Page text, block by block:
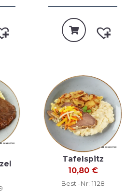
Tafelspitz
10,80 €
Best.-Nr: 1128